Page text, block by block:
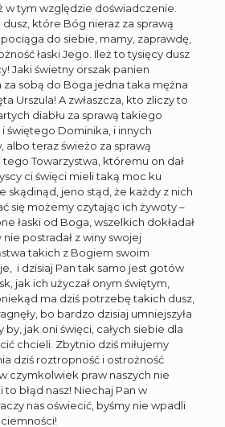
w tym względzie doświadczenie.
które Bóg nieraz za sprawą
do siebie, mamy, zaprawdę,
łaski Jego. Ileż to tysięcy dusz
Jaki świetny orszak panien
za sobą do Boga jedna taka mężna
Urszula! A zwłaszcza, kto zliczy to
diabłu za sprawą takiego
świętego Dominika, i innych
albo teraz świeżo za sprawą
Towarzystwa, któremu on dał
ci święci mieli taką moc ku
skądinąd, jeno stąd, że każdy z nich
się możemy czytając ich żywoty –
łaski od Boga, wszelkich dokładał
nie postradał z winy swojej
takich z Bogiem swoim
i dzisiaj Pan tak samo jest gotów
jak ich użyczał onym świętym,
ma dziś potrzebę takich dusz,
bo bardzo dzisiaj umniejszyła
by, jak oni święci, całych siebie dla
chcieli. Zbytnio dziś miłujemy
dziś roztropność i ostrożność
czymkolwiek praw naszych nie
błąd nasz! Niechaj Pan w
nas oświecić, byśmy nie wpadli